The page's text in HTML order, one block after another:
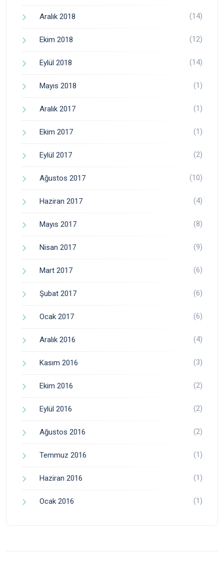
Aralık 2018 (14)
Ekim 2018 (12)
Eylül 2018 (14)
Mayıs 2018 (1)
Aralık 2017 (1)
Ekim 2017 (1)
Eylül 2017 (2)
Ağustos 2017 (10)
Haziran 2017 (4)
Mayıs 2017 (8)
Nisan 2017 (9)
Mart 2017 (6)
Şubat 2017 (6)
Ocak 2017 (6)
Aralık 2016 (4)
Kasım 2016 (3)
Ekim 2016 (2)
Eylül 2016 (2)
Ağustos 2016 (2)
Temmuz 2016 (1)
Haziran 2016 (1)
Ocak 2016 (1)